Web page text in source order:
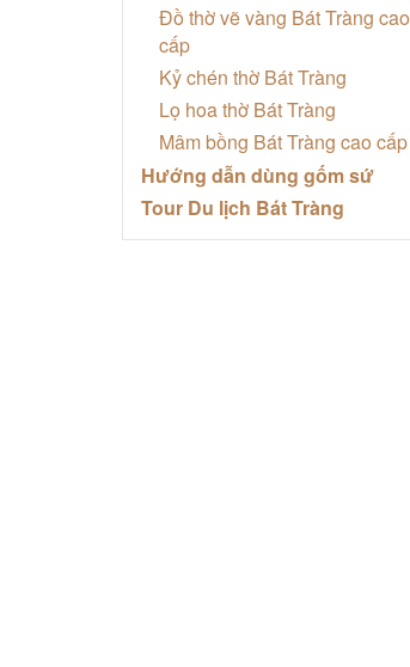
Đồ thờ vẽ vàng Bát Tràng cao
cấp
Kỷ chén thờ Bát Tràng
Lọ hoa thờ Bát Tràng
Mâm bồng Bát Tràng cao cấp
Hướng dẫn dùng gốm sứ
Tour Du lịch Bát Tràng